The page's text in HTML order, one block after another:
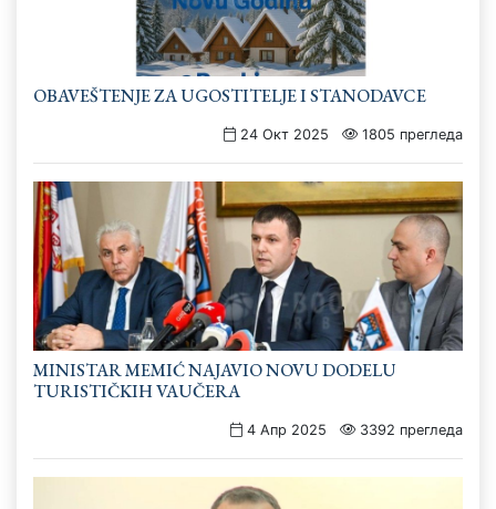
OBAVEŠTENJE ZA UGOSTITELJE I STANODAVCE
24 Окт 2025 1805 прегледа
MINISTAR MEMIĆ NAJAVIO NOVU DODELU
TURISTIČKIH VAUČERA
4 Апр 2025 3392 прегледа